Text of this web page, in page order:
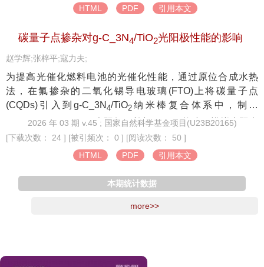
饰，成功合成V Zn-ZIS@g-C_3N
光催化剂。通过SEM、
构、组成及光学特性，并对其光催化纯水和海水产氢性能进
行测试。结果表明：当g-C_3N
ZIS@g-C_3N4制氢效果最佳，其4 h的纯水制氢量可达1
853.30μmol/g，分别是纯ZIS和g-C_3N 4的2.46和61.77倍；4
h的海水制氢量为2 878.65μmol/g，分别是纯ZIS和g-C_3N 4
的2.10和15.50倍。这是由于ZIS经过构建Zn空位可拓宽其可
见光吸收范围，此外，Z-scheme异质结的构建可在更好保留
-ZIS氧化还原能力的同时，促进光生电子和空
HTML
PDF 引用本文
碳量子点掺杂对g-C_3N4/TiO2光阳极性能的影响
赵学辉;张梓平;寇力夫;
为提高光催化燃料电池的光催化性能，通过原位合成水热
法，在氟掺杂的二氧化锡导电玻璃(FTO)上将碳量子点
(CQDs)引入到g-C_3N 4/TiO2 纳米棒复合体系中，制备
CQDS/g-C_3N 4/TiO2光阳极，并与Cu_2O构建了模拟太阳光
响应的光催化燃料电池，分析了碳量子点(CQDs)加入对光阳
极带隙结构、光电性能及降解性能的影响。结果表明：当
阳极的光催化性能最优；与未加入碳量子点时相比，瞬时光
电子-空穴的复合率，体系中的活性氧化物种由仅存在光生空
2026 年 03 期 v.45 ; 国家自然科学基金项目(U23B20165)
[下载次数： 24 ] [被引频次： 0 ] [阅读次数： 50 ]
HTML
PDF 引用本文
本期统计数据
more>>